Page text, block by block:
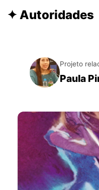
✦ Autoridades
Projeto
Paula